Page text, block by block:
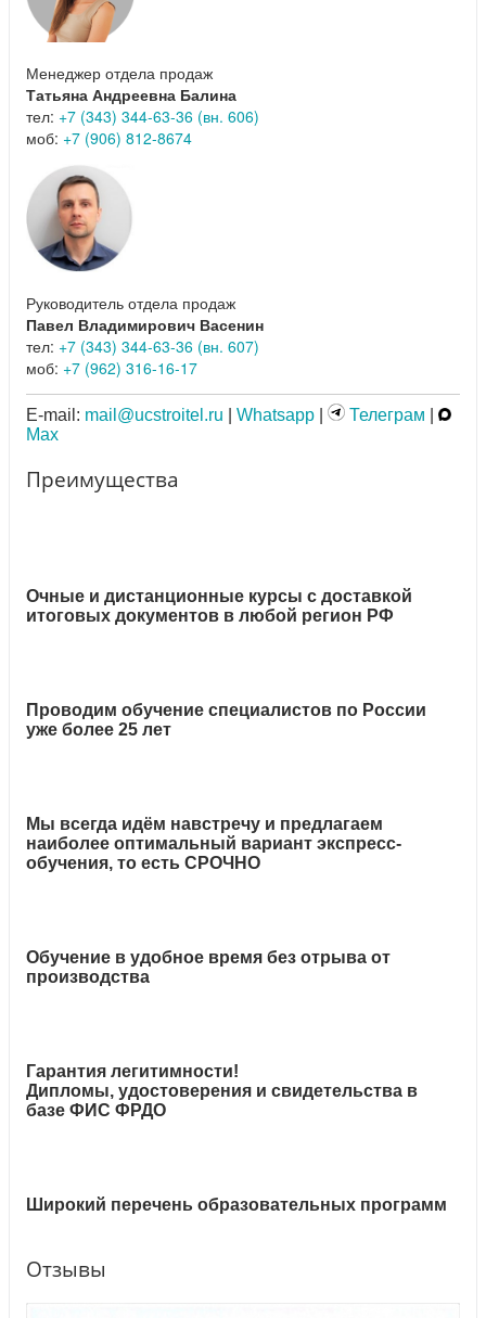
Менеджер отдела продаж
Татьяна Андреевна Балина
тел: +7 (343) 344-63-36 (вн. 606)
моб: +7 (906) 812-8674
Руководитель отдела продаж
Павел Владимирович Васенин
тел: +7 (343) 344-63-36 (вн. 607)
моб: +7 (962) 316-16-17
E-mail: mail@ucstroitel.ru Whatsapp Телеграм
Max
Преимущества
Очные и дистанционные курсы с доставкой
итоговых документов в любой регион РФ
Проводим обучение специалистов по России
уже более 25 лет
Мы всегда идём навстречу и предлагаем
наиболее оптимальный вариант экспресс-
обучения, то есть СРОЧНО
Обучение в удобное время без отрыва от
производства
Гарантия легитимности!
Дипломы, удостоверения и свидетельства в
базе ФИС ФРДО
Широкий перечень образовательных программ
Отзывы